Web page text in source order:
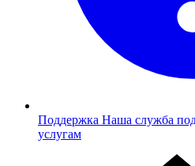
Поддержка Наша служба
услугам